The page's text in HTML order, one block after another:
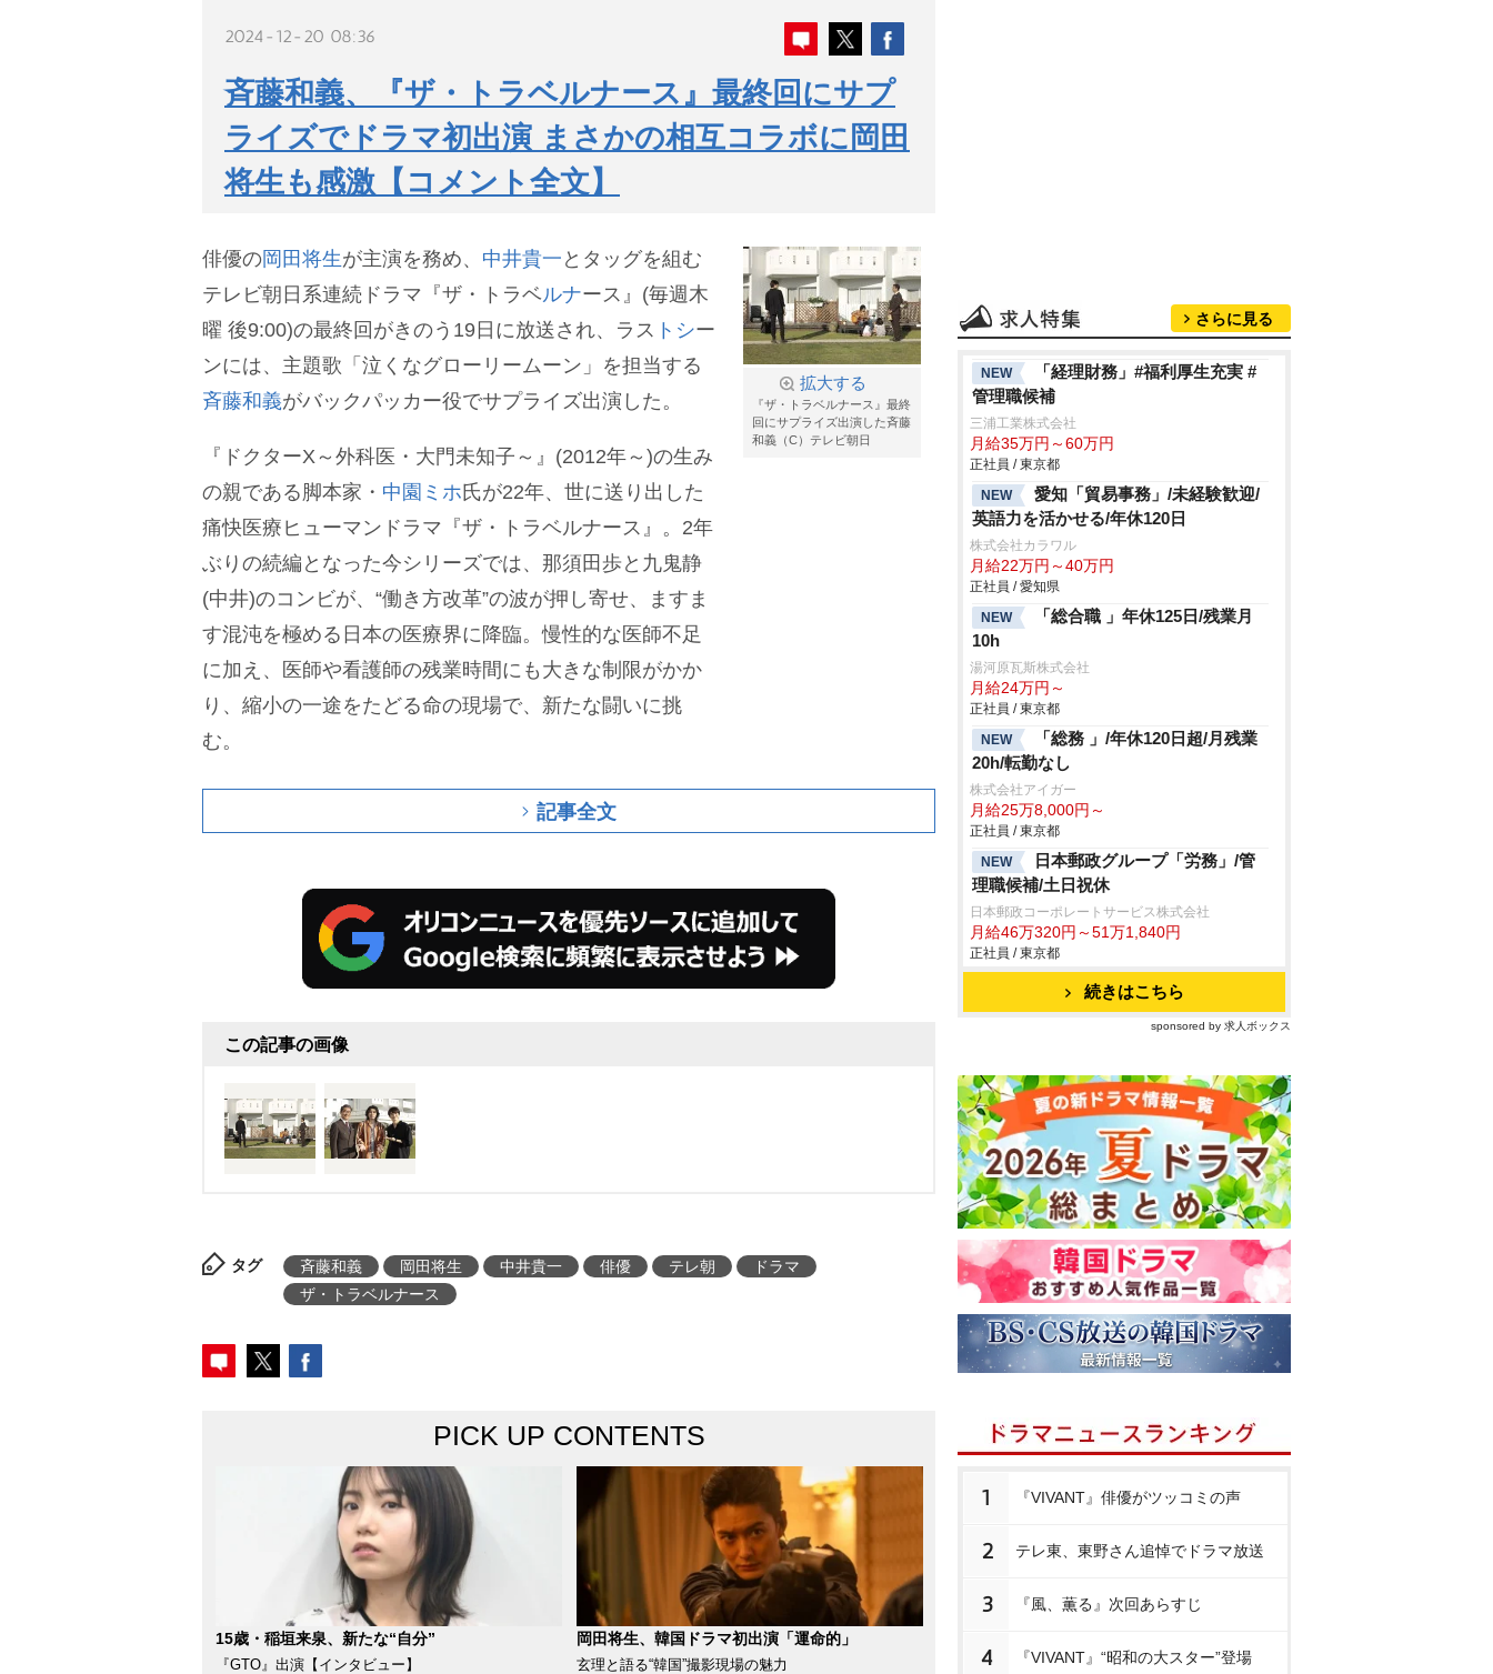
2024-12-20 08:36
斉藤和義、『ザ・トラベルナース』最終回にサプ
ライズでドラマ初出演 まさかの相互コラボに岡田
将生も感激【コメント全文】
拡大する
『ザ・トラベルナース』最終
回にサプライズ出演した斉藤
和義（C）テレビ朝日
俳優の岡田将生が主演を務め、 中井貴一 とタッグを組む
テレビ朝日系連続ドラマ『ザ・トラベルナース』(毎週木
曜 後9:00)の最終回がきのう19日に放送され、ラス トシー
ンには、主題歌「泣くなグローリームーン」を担当する
斉藤和義がバックパッカー役でサプライズ出演した。
『ドクターX～外科医・大門未知子～』(2012年～)の生み
の親である脚本家・ 中園ミホ 氏が22年、世に送り出した
痛快医療ヒューマンドラマ『ザ・トラベルナース』。2年
ぶりの続編となった今シリーズでは、那須田歩と九鬼静
(中井)のコンビが、“働き方改革”の波が押し寄せ、ますま
す混沌を極める日本の医療界に降臨。慢性的な医師不足
に加え、医師や看護師の残業時間にも大きな制限がかか
り、縮小の一途をたどる命の現場で、新たな闘いに挑
む。
記事全文
この記事の画像
タグ 斉藤和義 岡田将生 中井貴一 俳優 テレ朝
ドラマ
ザ・トラベルナース
PICK UP CONTENTS
15歳・稲垣来泉、新たな“自分”
『GTO』出演【インタビュー】
岡田将生、韓国ドラマ初出演「運命的」
玄理と語る“韓国”撮影現場の魅力
さらに見る
NEW
「経理財務」#福利厚生充実 #
管理職候補
三浦工業株式会社
月給35万円～60万円
正社員 / 東京都
NEW
愛知「貿易事務」/未経験歓迎/
英語力を活かせる/年休120日
株式会社カラワル
月給22万円～40万円
正社員 / 愛知県
NEW
「総合職 」年休125日/残業月
10h
湯河原瓦斯株式会社
月給24万円～
正社員 / 東京都
NEW
「総務 」/年休120日超/月残業
20h/転勤なし
株式会社アイガー
月給25万8,000円～
正社員 / 東京都
NEW
日本郵政グループ「労務」/管
理職候補/土日祝休
日本郵政コーポレートサービス株式会社
月給46万320円～51万1,840円
正社員 / 東京都
続きはこちら
sponsored by 求人ボックス
1 『VIVANT』俳優がツッコミの声
2 テレ東、東野さん追悼でドラマ放送
3 『風、薫る』次回あらすじ
4 『VIVANT』“昭和の大スター”登場